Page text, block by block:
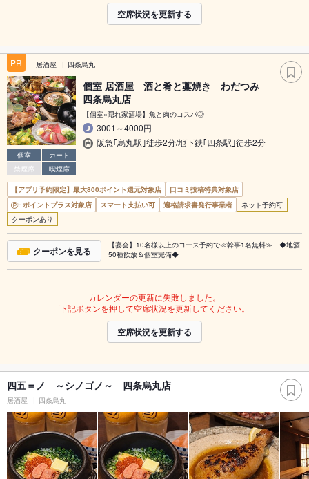
空席状況を更新する
PR 居酒屋 四条烏丸
個室
カード
禁煙席
喫煙席
個室 居酒屋 酒と肴と藁焼き わだつみ
四条烏丸店
【個室×隠れ家酒場】魚と肉のコスパ◎
3001～4000円
阪急｢烏丸駅｣徒歩2分/地下鉄｢四条駅｣徒歩2分
【アプリ予約限定】最大800ポイント還元対象店
口コミ投稿特典対象店
ポイントプラス対象店
スマート支払い可 適格請求書発行事業者
ネット予約可
クーポンあり
クーポンを見る
【宴会】10名様以上のコース予約で≪幹事1名無料≫ ◆地酒
50種飲放＆個室完備◆
カレンダーの更新に失敗しました。
下記ボタンを押して空席状況を更新してください。
空席状況を更新する
四五＝ノ ～シノゴノ～ 四条烏丸店
居酒屋 四条烏丸